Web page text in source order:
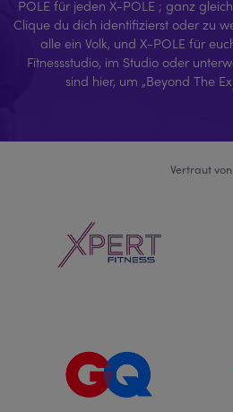
POLE für jeden X-POLE ; ganz
Clique du dich identifizierst oder zu
alle ein Volk, und X-POLE für
Fitnessstudio, im Studio oder
sind hier, um „Beyond The
Vertraut von